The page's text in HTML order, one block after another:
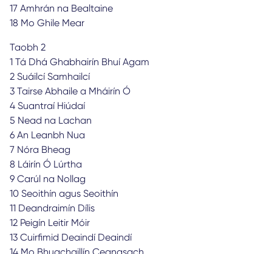
17 Amhrán na Bealtaine
18 Mo Ghile Mear
Taobh 2
1 Tá Dhá Ghabhairín Bhuí Agam
2 Suáilcí Samhailcí
3 Tairse Abhaile a Mháirín Ó
4 Suantraí Hiúdaí
5 Nead na Lachan
6 An Leanbh Nua
7 Nóra Bheag
8 Láirín Ó Lúrtha
9 Carúl na Nollag
10 Seoithín agus Seoithín
11 Deandraimín Dílis
12 Peigín Leitir Móir
13 Cuirfimid Deaindí Deaindí